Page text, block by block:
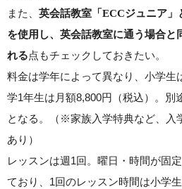
また、 英会話教室「ECCジュニア
を使用し、英会話教室に通う場合と
れる点もチェックしておきたい。
料金は学年によって異なり、小学生
学1年生は月額8,800円（税込）。別
となる。（※家族入学特典など、入
あり）
レッスンは週1回。曜日・時間が固
ており、1回のレッスン時間は小学